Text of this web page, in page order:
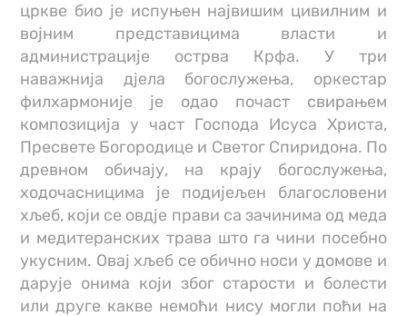
цркве био је испуњен највишим цивилним и
војним представицима власти и
администрације острва Крфа. У три
наважнија дјела богослужења, оркестар
филхармоније је одао почаст свирањем
композиција у част Господа Исуса Христа,
Пресвете Богородице и Светог Спиридона. По
древном обичају, на крају богослужења,
ходочасницима је подијељен благословени
хљеб, који се овдје прави са зачинима од меда
и медитеранских трава што га чини посебно
укусним. Овај хљеб се обично носи у домове и
дарује онима који због старости и болести
или друге какве немоћи нису могли поћи на